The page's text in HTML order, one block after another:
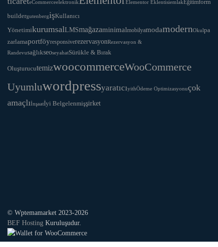
eCommerceelektronik Elementor EklentisiemlakEğitimform
buildergutenbergişKullanıcı
YönetimikurumsalLMSmağazaminimalmobilyamodamodernOkulpa
zarlamaportföyresponsiverezervasyonRezervasyon &
RandevusağlıkseoseyahatSürükle & Bırak
OluşturucutemizwoocommerceWooCommerce
UyumluwordpressyaratıcıyithÖdeme Optimizasyonuçok
amaçlıİnşaatİyi Belgelenmişşirket
© Wptemamarket 2023-2026
BEF Hosting Kuruluşudur.